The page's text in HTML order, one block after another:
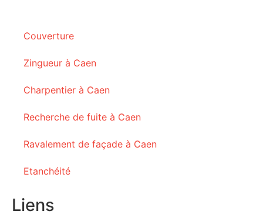
Couverture
Zingueur à Caen
Charpentier à Caen
Recherche de fuite à Caen
Ravalement de façade à Caen
Etanchéité
Liens